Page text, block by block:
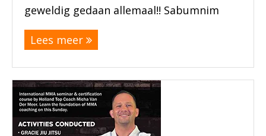
geweldig gedaan allemaal!! Sabumnim
Lees meer